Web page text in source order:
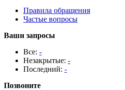
Правила обращения
Частые вопросы
Ваши запросы
Все: -
Незакрытые: -
Последний: -
Позвоните